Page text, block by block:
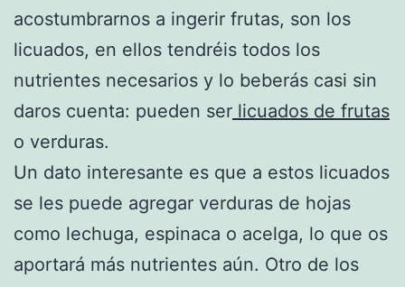
acostumbrarnos a ingerir frutas, son los
licuados, en ellos tendréis todos los
nutrientes necesarios y lo beberás casi sin
daros cuenta: pueden ser licuados de frutas
o verduras.
Un dato interesante es que a estos licuados
se les puede agregar verduras de hojas
como lechuga, espinaca o acelga, lo que os
aportará más nutrientes aún. Otro de los